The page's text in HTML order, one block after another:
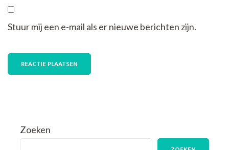
Stuur mij een e-mail als er nieuwe berichten zijn.
Zoeken